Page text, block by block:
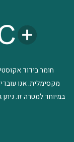
חומר בידוד
מקסימלית. אנו
במיוחד למטרה זו.